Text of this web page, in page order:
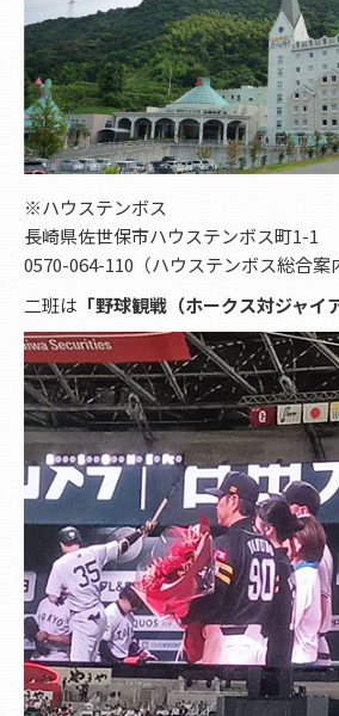
※ハウステンボス
長崎県佐世保市ハウステンボス町1-1
0570-064-110（ハウステンボス総合案
二班は 「野球観戦（ホークス対ジャイ